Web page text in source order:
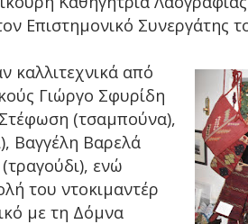
Επιστημονικό Συνεργάτης
καλλιτεχνικά από
Γιώργο Σφυρίδη
(τσαμπούνα),
Βαγγέλη Βαρελά
ενώ
του ντοκιμαντέρ
με τη Δόμνα